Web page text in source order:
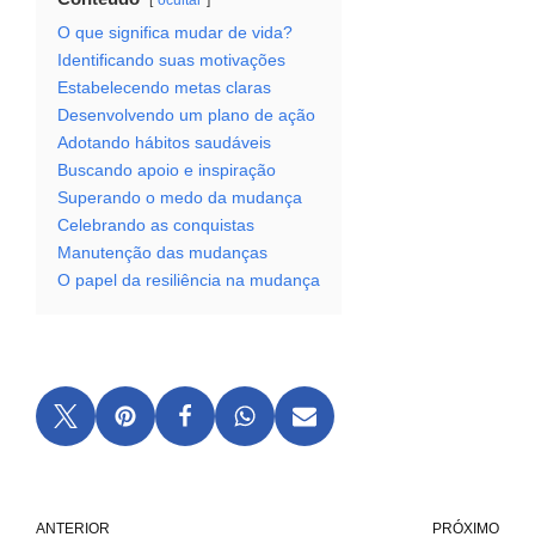
O que significa mudar de vida?
Identificando suas motivações
Estabelecendo metas claras
Desenvolvendo um plano de ação
Adotando hábitos saudáveis
Buscando apoio e inspiração
Superando o medo da mudança
Celebrando as conquistas
Manutenção das mudanças
O papel da resiliência na mudança
ANTERIOR PRÓXIMO